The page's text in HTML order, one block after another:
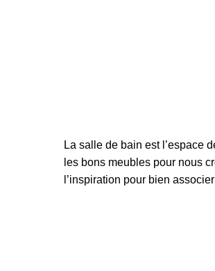
La salle de bain est l’espace
les bons meubles pour nous
l’inspiration pour bien